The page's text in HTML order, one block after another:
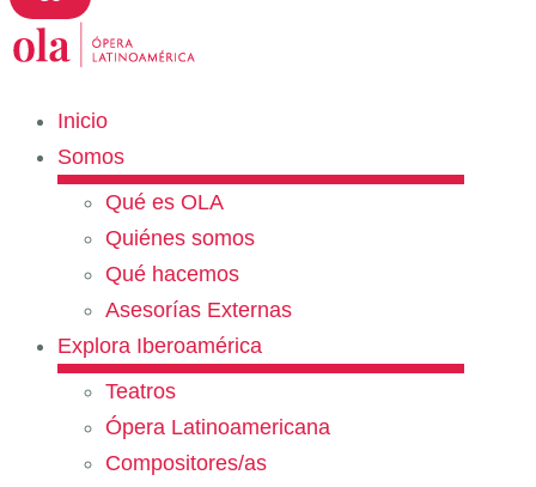
Inicio
Somos
Qué es OLA
Quiénes somos
Qué hacemos
Asesorías Externas
Explora Iberoamérica
Teatros
Ópera Latinoamericana
Compositores/as